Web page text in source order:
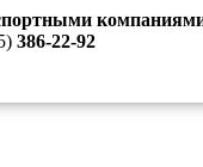
386-22-92